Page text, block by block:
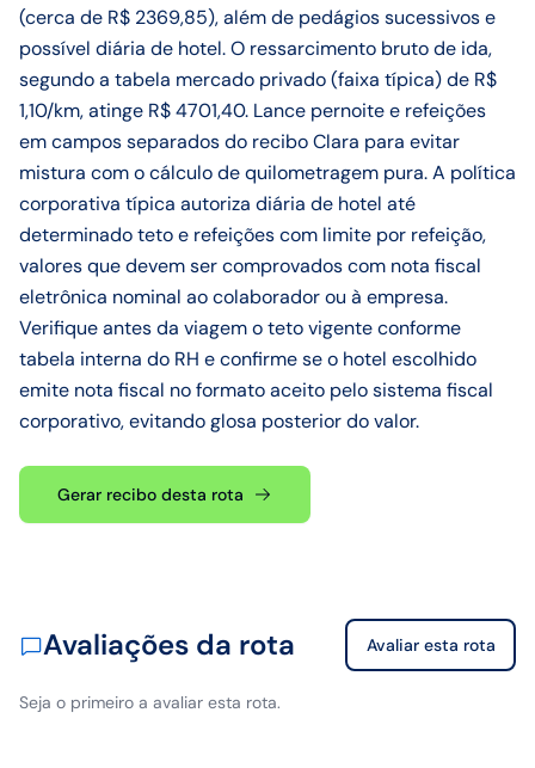
(cerca de R$ 2369,85), além de pedágios sucessivos e
possível diária de hotel. O ressarcimento bruto de ida,
segundo a tabela mercado privado (faixa típica) de R$
1,10/km, atinge R$ 4701,40. Lance pernoite e refeições
em campos separados do recibo Clara para evitar
mistura com o cálculo de quilometragem pura. A política
corporativa típica autoriza diária de hotel até
determinado teto e refeições com limite por refeição,
valores que devem ser comprovados com nota fiscal
eletrônica nominal ao colaborador ou à empresa.
Verifique antes da viagem o teto vigente conforme
tabela interna do RH e confirme se o hotel escolhido
emite nota fiscal no formato aceito pelo sistema fiscal
corporativo, evitando glosa posterior do valor.
Gerar recibo desta rota
Avaliações da rota Avaliar esta rota
Seja o primeiro a avaliar esta rota.